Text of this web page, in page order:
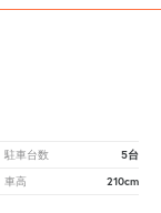
駐車台数 5台
車高 210cm